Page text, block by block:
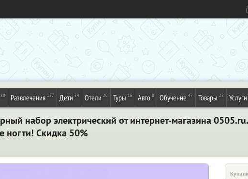
80 Развлечения 127 Дети 54 Отели 20 Туры 16 Авто 8 Обучение 47 Товары 28 Услуги
набор электрический от интернет-магазина
ногти! Скидка 50%